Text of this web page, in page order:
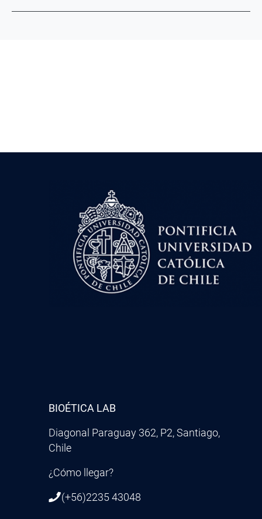
BIOÉTICA LAB
Diagonal Paraguay 362, P2, Santiago,
Chile
¿Cómo llegar?
(+56)2235 43048